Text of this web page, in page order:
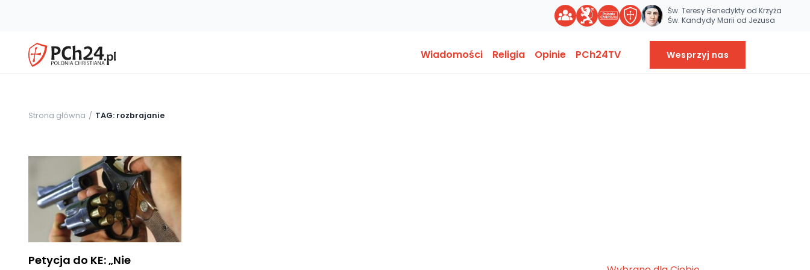
Św. Teresy Benedykty od Krzyża
Św. Kandydy Marii od Jezusa
Wiadomości Religia Opinie PCh24TV Wesprzyj nas
Strona główna TAG: rozbrajanie
Petycja do KE: „Nie